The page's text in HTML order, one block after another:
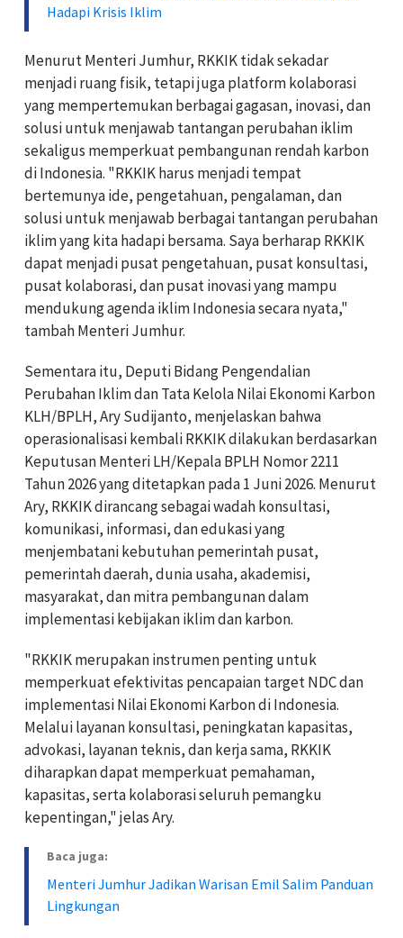
Hadapi Krisis Iklim
Menurut Menteri Jumhur, RKKIK tidak sekadar
menjadi ruang fisik, tetapi juga platform kolaborasi
yang mempertemukan berbagai gagasan, inovasi, dan
solusi untuk menjawab tantangan perubahan iklim
sekaligus memperkuat pembangunan rendah karbon
di Indonesia. "RKKIK harus menjadi tempat
bertemunya ide, pengetahuan, pengalaman, dan
solusi untuk menjawab berbagai tantangan perubahan
iklim yang kita hadapi bersama. Saya berharap RKKIK
dapat menjadi pusat pengetahuan, pusat konsultasi,
pusat kolaborasi, dan pusat inovasi yang mampu
mendukung agenda iklim Indonesia secara nyata,"
tambah Menteri Jumhur.
Sementara itu, Deputi Bidang Pengendalian
Perubahan Iklim dan Tata Kelola Nilai Ekonomi Karbon
KLH/BPLH, Ary Sudijanto, menjelaskan bahwa
operasionalisasi kembali RKKIK dilakukan berdasarkan
Keputusan Menteri LH/Kepala BPLH Nomor 2211
Tahun 2026 yang ditetapkan pada 1 Juni 2026. Menurut
Ary, RKKIK dirancang sebagai wadah konsultasi,
komunikasi, informasi, dan edukasi yang
menjembatani kebutuhan pemerintah pusat,
pemerintah daerah, dunia usaha, akademisi,
masyarakat, dan mitra pembangunan dalam
implementasi kebijakan iklim dan karbon.
"RKKIK merupakan instrumen penting untuk
memperkuat efektivitas pencapaian target NDC dan
implementasi Nilai Ekonomi Karbon di Indonesia.
Melalui layanan konsultasi, peningkatan kapasitas,
advokasi, layanan teknis, dan kerja sama, RKKIK
diharapkan dapat memperkuat pemahaman,
kapasitas, serta kolaborasi seluruh pemangku
kepentingan," jelas Ary.
Baca juga:
Menteri Jumhur Jadikan Warisan Emil Salim Panduan
Lingkungan